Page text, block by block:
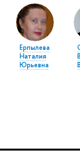
Ерпылева
Наталия
Юрьевна